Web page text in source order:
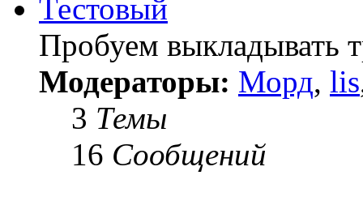
Тестовый
Пробуем выкладывать
Модераторы: Морд, lis
3 Темы
16 Сообщений